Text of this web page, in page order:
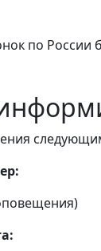
по России